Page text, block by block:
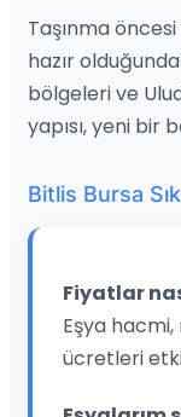
Taşınma
hazır
bölgeleri ve
yapısı, yeni bir
Bitlis Bursa
Fiyatlar
Eşya
ücretleri